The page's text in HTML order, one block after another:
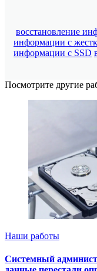
восстановление
информации с
информации с SSD
Посмотрите другие
Наши работы
Системный